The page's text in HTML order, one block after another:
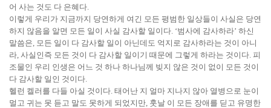
어 사는 것도 다 은혜다.
이렇게 우리가 지금까지 당연하게 여긴 모든 평범한 일상들이 사실은 당연
하지 않음을 알면 모든 일이 사실 감사할 일이다. ‘범사에 감사하라’ 하신
말씀은, 모든 일이 다 감사할 일이 아닌데도 억지로 감사하라는 것이 아니
라, 사실인즉 모든 것이 다 감사할 일이기 때문에 그렇게 하라는 것이다. 피
조물인 우리 인생은 어느 것 하나 하나님께 빚지 않은 것이 없이 모든 것이
다 감사할 일인 것이다.
헬런 켈러를 다들 아실 것이다. 태어난 지 얼마 지나지 않아 열병으로 눈이
멀고 귀는 못 듣고 말도 못하게 되었지만, 훗날 이 모든 장애를 딛고 유명한